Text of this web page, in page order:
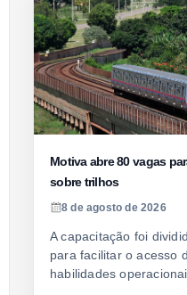
Motiva abre 80 vagas
sobre trilhos
8 de agosto de 2026
A capacitação foi
para facilitar o acesso
habilidades